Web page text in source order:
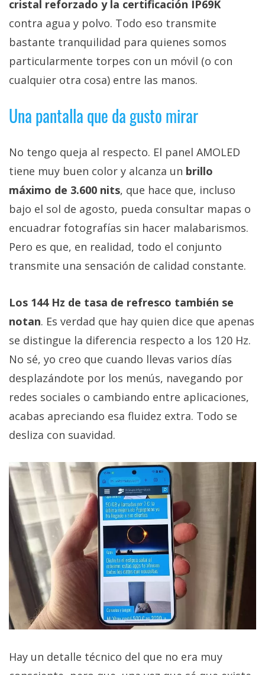
cristal reforzado y la certificación IP69K
contra agua y polvo. Todo eso transmite
bastante tranquilidad para quienes somos
particularmente torpes con un móvil (o con
cualquier otra cosa) entre las manos.
Una pantalla que da gusto mirar
No tengo queja al respecto. El panel AMOLED
tiene muy buen color y alcanza un brillo
máximo de 3.600 nits, que hace que, incluso
bajo el sol de agosto, pueda consultar mapas o
encuadrar fotografías sin hacer malabarismos.
Pero es que, en realidad, todo el conjunto
transmite una sensación de calidad constante.
Los 144 Hz de tasa de refresco también se
notan. Es verdad que hay quien dice que apenas
se distingue la diferencia respecto a los 120 Hz.
No sé, yo creo que cuando llevas varios días
desplazándote por los menús, navegando por
redes sociales o cambiando entre aplicaciones,
acabas apreciando esa fluidez extra. Todo se
desliza con suavidad.
Hay un detalle técnico del que no era muy